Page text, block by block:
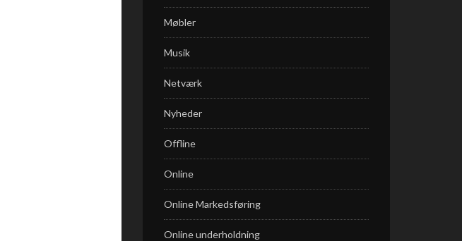
Møbler
Musik
Netværk
Nyheder
Offline
Online
Online Markedsføring
Online underholdning